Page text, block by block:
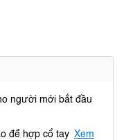
người mới bắt đầu
để hợp cổ tay Xem